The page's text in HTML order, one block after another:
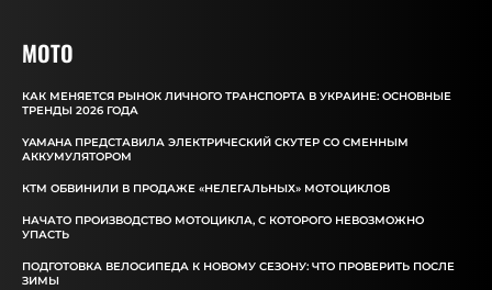
MOTO
КАК МЕНЯЕТСЯ РЫНОК ЛИЧНОГО ТРАНСПОРТА В УКРАИНЕ: ОСНОВНЫЕ
ТРЕНДЫ 2026 ГОДА
YAMAHA ПРЕДСТАВИЛА ЭЛЕКТРИЧЕСКИЙ СКУТЕР СО СМЕННЫМ
АККУМУЛЯТОРОМ
КТМ ОБВИНИЛИ В ПРОДАЖЕ «НЕЛЕГАЛЬНЫХ» МОТОЦИКЛОВ
НАЧАТО ПРОИЗВОДСТВО МОТОЦИКЛА, С КОТОРОГО НЕВОЗМОЖНО
УПАСТЬ
ПОДГОТОВКА ВЕЛОСИПЕДА К НОВОМУ СЕЗОНУ: ЧТО ПРОВЕРИТЬ ПОСЛЕ
ЗИМЫ